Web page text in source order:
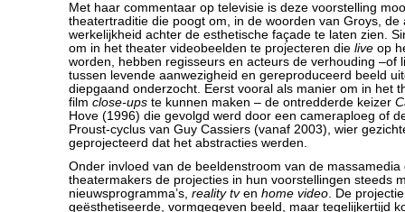
Met haar commentaar op televisie is deze voorstelling
theatertraditie die poogt om, in de woorden van Groys, de
werkelijkheid achter de esthetische façade te laten zien.
om in het theater videobeelden te projecteren die live op
worden, hebben regisseurs en acteurs de verhouding –of
tussen levende aanwezigheid en gereproduceerd beeld
diepgaand onderzocht. Eerst vooral als manier om in het
film close-ups te kunnen maken – de ontredderde keizer
Hove (1996) die gevolgd werd door een cameraploeg of
Proust-cyclus van Guy Cassiers (vanaf 2003), wier
geprojecteerd dat het abstracties werden.
Onder invloed van de beeldenstroom van de massamedia
theatermakers de projecties in hun voorstellingen steeds
nieuwsprogramma’s, reality tven home video. De
geësthetiseerde, vormgegeven beeld, maar tegelijkertijd